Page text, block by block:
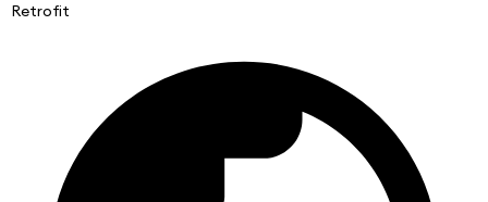
Retrofit